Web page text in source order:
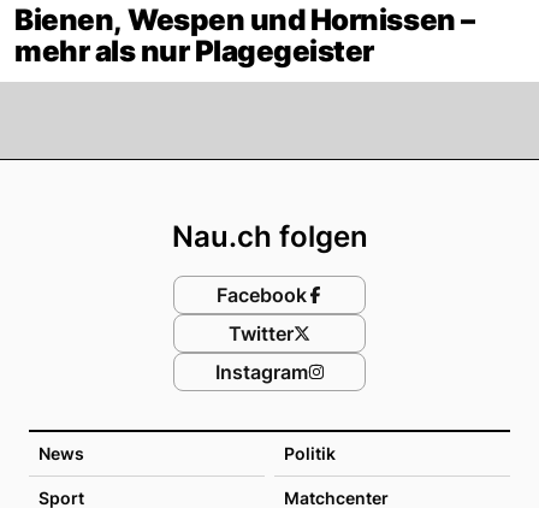
Bienen, Wespen und Hornissen –
mehr als nur Plagegeister
News Politik
Sport Matchcenter
Nau.ch folgen
Facebook
Twitter
Instagram